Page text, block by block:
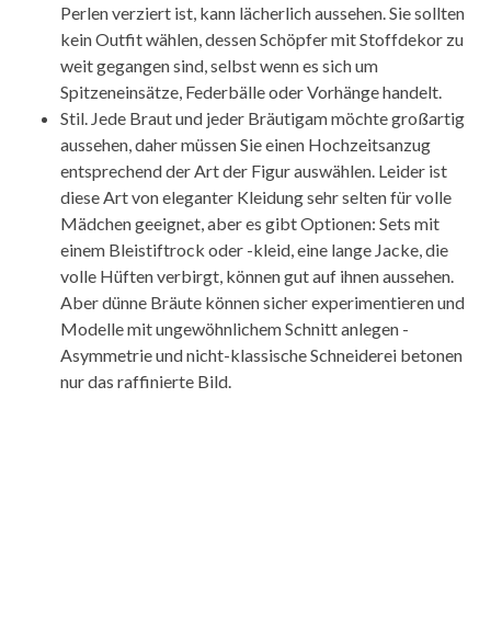
Perlen verziert ist, kann lächerlich aussehen. Sie sollten
kein Outfit wählen, dessen Schöpfer mit Stoffdekor zu
weit gegangen sind, selbst wenn es sich um
Spitzeneinsätze, Federbälle oder Vorhänge handelt.
Stil. Jede Braut und jeder Bräutigam möchte großartig
aussehen, daher müssen Sie einen Hochzeitsanzug
entsprechend der Art der Figur auswählen. Leider ist
diese Art von eleganter Kleidung sehr selten für volle
Mädchen geeignet, aber es gibt Optionen: Sets mit
einem Bleistiftrock oder -kleid, eine lange Jacke, die
volle Hüften verbirgt, können gut auf ihnen aussehen.
Aber dünne Bräute können sicher experimentieren und
Modelle mit ungewöhnlichem Schnitt anlegen -
Asymmetrie und nicht-klassische Schneiderei betonen
nur das raffinierte Bild.